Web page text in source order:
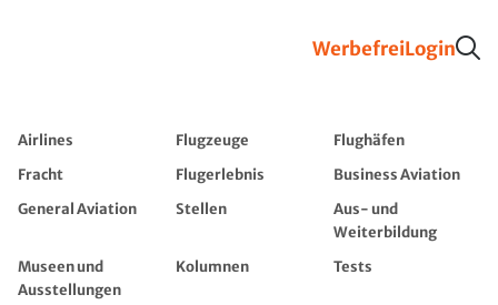
WerbefreiLogin
Airlines Flugzeuge
Flughäfen
Fracht
Flugerlebnis
Business Aviation
General Aviation
Stellen
Aus- und
Weiterbildung
Museen und
Ausstellungen
Kolumnen Tests